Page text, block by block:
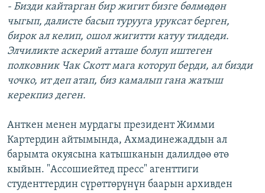
- Бизди кайтарган бир жигит бизге бөлмөдөн
чыгып, далисте басып турууга уруксат берген,
бирок ал келип, ошол жигитти катуу тилдеди.
Элчиликте аскерий атташе болуп иштеген
полковник Чак Скотт мага которуп берди, ал бизди
чочко, ит деп атап, биз камалып гана жатыш
керекпиз деген.
Анткен менен мурдагы президент Жимми
Картердин айтымында, Ахмадинежаддын ал
барымта окуясына катышканын далилдөө өтө
кыйын. "Ассошиейтед пресс" агенттиги
студенттердин сүрөттөрүнүн баарын архивден